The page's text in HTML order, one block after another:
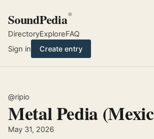
SoundPedia®
DirectoryExploreFAQ
Sign in
Create entry
@ripio
Metal Pedia
May 31, 2026